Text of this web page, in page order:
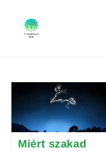
content
Miért szakad